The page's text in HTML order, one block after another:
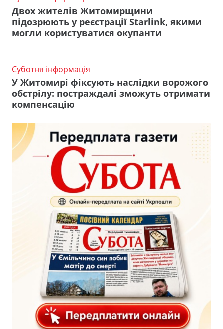
Двох жителів Житомирщини
підозрюють у реєстрації Starlink, якими
могли користуватися окупанти
Суботня інформація
У Житомирі фіксують наслідки ворожого
обстрілу: постраждалі зможуть отримати
компенсацію